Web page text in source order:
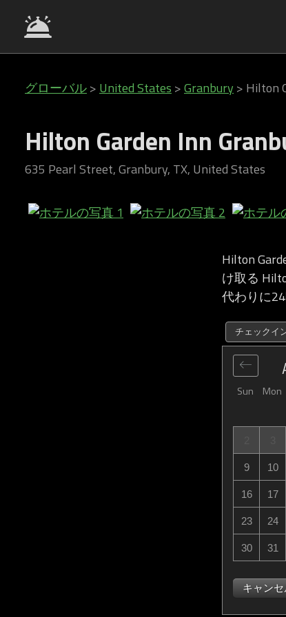
グローバル> United States >Granbury > Hilton
Hilton Garden Inn
635 Pearl Street, Granbury, TX, United States
Hilton
け取る
代わりに
チェックイ
Sun Mon
9 10
16 17
23 24
30 31
キャンセ